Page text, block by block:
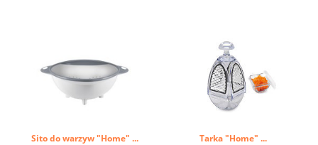
Sito do warzyw "Home" ... Tarka "Home" ...